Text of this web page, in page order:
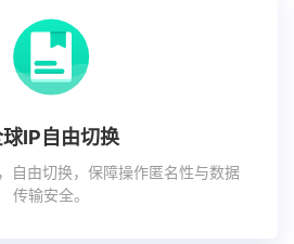
IP自由切换
自由切换，保障操作匿名性与数据
传输安全。